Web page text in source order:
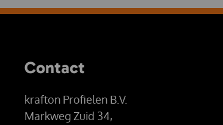
Contact
krafton Profielen B.V.
Markweg Zuid 34,